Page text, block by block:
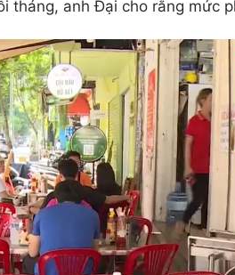
tháng, anh Đại cho rằng mức